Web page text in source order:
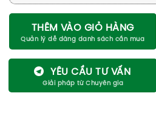
THÊM VÀO GIỎ HÀNG
YÊU CẦU TƯ VẤN